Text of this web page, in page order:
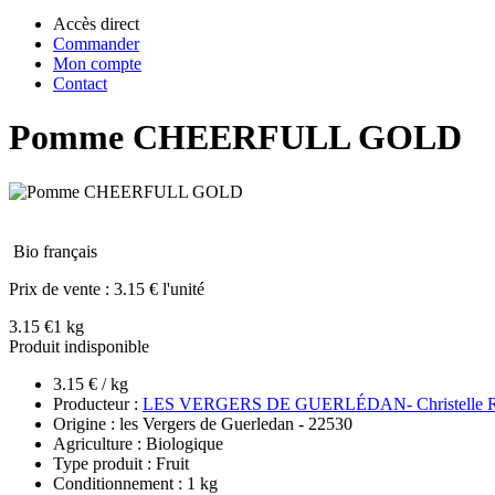
Accès direct
Commander
Mon compte
Contact
Pomme CHEERFULL GOLD
Bio français
Prix de vente : 3.15 € l'unité
3.15 €1 kg
Produit indisponible
3.15 € / kg
Producteur : LES VERGERS DE GUERLÉDAN- Christelle
Origine : les Vergers de Guerledan - 22530
Agriculture : Biologique
Type produit : Fruit
Conditionnement : 1 kg